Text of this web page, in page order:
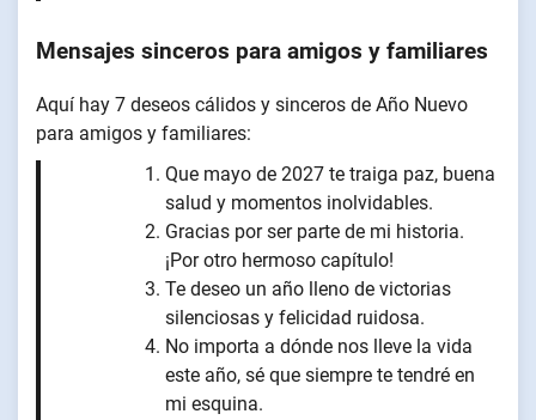
Mensajes sinceros para amigos y familiares
Aquí hay 7 deseos cálidos y sinceros de Año Nuevo
para amigos y familiares:
Que mayo de 2027 te traiga paz, buena
salud y momentos inolvidables.
Gracias por ser parte de mi historia.
¡Por otro hermoso capítulo!
Te deseo un año lleno de victorias
silenciosas y felicidad ruidosa.
No importa a dónde nos lleve la vida
este año, sé que siempre te tendré en
mi esquina.